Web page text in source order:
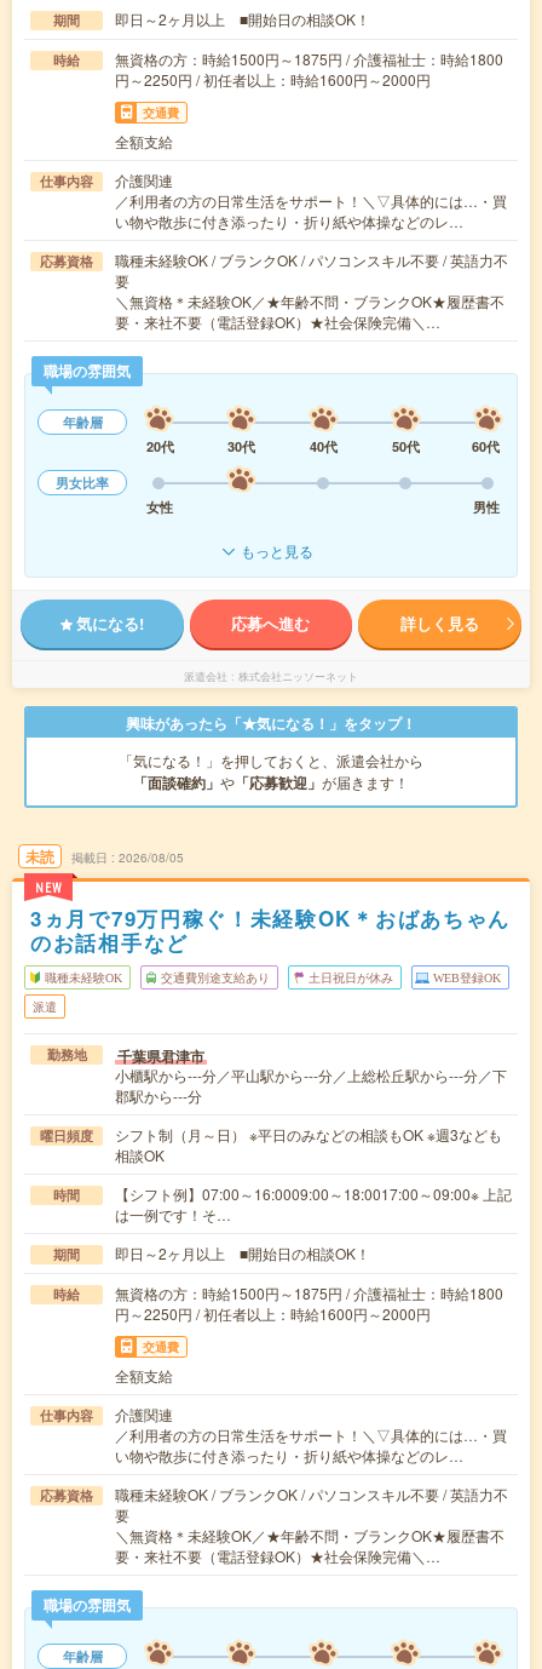
期間 即日～2ヶ月以上 ■開始日の相談OK！
時給
無資格の方：時給1500円～1875円 / 介護福祉士：時給1800
円～2250円 / 初任者以上：時給1600円～2000円
交通費
全額支給
仕事内容
介護関連
／利用者の方の日常生活をサポート！＼▽具体的には…・買
い物や散歩に付き添ったり・折り紙や体操などのレ…
応募資格
職種未経験OK / ブランクOK / パソコンスキル不要 / 英語力不
要
＼無資格＊未経験OK／★年齢不問・ブランクOK★履歴書不
要・来社不要（電話登録OK）★社会保険完備＼…
職場の雰囲気
年齢層
20代
30代 40代 50代
60代
男女比率
女性
男性
もっと見る
気になる! 応募へ進む 詳しく見る
派遣会社 株式会社ニッソーネット
興味があったら「★気になる！」をタップ！
「気になる！」を押しておくと、派遣会社から
「面談確約」 や 「応募歓迎」 が届きます！
未読
NEW
掲載日 2026/08/05
3ヵ月で79万円稼ぐ！未経験OK＊おばあちゃん
のお話相手など
職種未経験OK 交通費別途支給あり 土日祝日が休み WEB登録OK
派遣
勤務地 千葉県君津市
小櫃駅から---分／平山駅から---分／上総松丘駅から---分／下
郡駅から---分
曜日頻度
シフト制（月～日） ※平日のみなどの相談もOK ※週3なども
相談OK
時間
【シフト例】07:00～16:0009:00～18:0017:00～09:00※ 上記
は一例です！そ…
期間 即日～2ヶ月以上 ■開始日の相談OK！
時給
無資格の方：時給1500円～1875円 / 介護福祉士：時給1800
円～2250円 / 初任者以上：時給1600円～2000円
交通費
全額支給
仕事内容
介護関連
／利用者の方の日常生活をサポート！＼▽具体的には…・買
い物や散歩に付き添ったり・折り紙や体操などのレ…
応募資格
職種未経験OK / ブランクOK / パソコンスキル不要 / 英語力不
要
＼無資格＊未経験OK／★年齢不問・ブランクOK★履歴書不
要・来社不要（電話登録OK）★社会保険完備＼…
職場の雰囲気
年齢層